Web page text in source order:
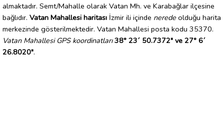
almaktadır. Semt/Mahalle olarak Vatan Mh. ve Karabağlar ilçesine
bağlıdır. Vatan Mahallesi haritası İzmir ili içinde nerede olduğu harita
merkezinde gösterilmektedir. Vatan Mahallesi posta kodu 35370.
Vatan Mahallesi GPS koordinatları 38° 23´ 50.7372" ve 27° 6´
26.8020".